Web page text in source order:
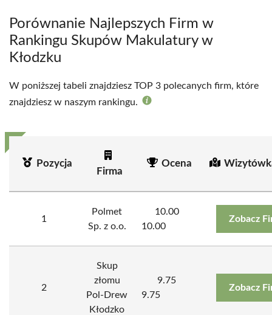
Porównanie Najlepszych Firm w
Rankingu Skupów Makulatury w
Kłodzku
W poniższej tabeli znajdziesz TOP 3 polecanych firm, które
znajdziesz w naszym rankingu.
Pozycja
Firma
Ocena
1
Polmet
Sp. z o.o.
10.00
10.00
Zobacz
2
Skup
złomu
Pol-Drew
Kłodzko
9.75
9.75
Zobacz